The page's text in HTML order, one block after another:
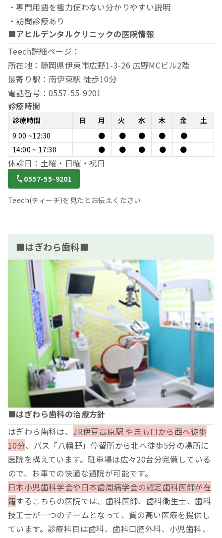
・専門用語を極力使わない分かりやすい説明
・訪問診療あり
■アヒルデンタルクリニックの医院情報
Teech詳細ページ：
所在地：静岡県伊東市広野1-3-26 広野MCビル2階
最寄り駅：南伊東駅 徒歩10分
電話番号：0557-55-9201
診療時間
診療時間 日 月 火 水 木 金
土
9:00 ~12:30
● ● ● ●
●
14:00 ~ 17:30
● ● ● ● ●
休診日：土曜・日曜・祝日
0557-55-9201
Teech(ティーチ)を見たとお伝えください
■はぎわら歯科■
■はぎわら歯科の治療方針
はぎわら歯科は、 JR伊豆高原駅 やまも口から西へ徒歩
10分、バス「八幡野」停留所から北へ徒歩5分の場所に
医院を構えています。駐車場は広々20台分完備している
ので、お車での快適な通院が可能です。
日本小児歯科学会や日本歯周病学会の認定歯科医師が在
籍するこちらの医院では、歯科医師、歯科衛生士、歯科
技工士が一つのチームとなって、質の高い医療を提供し
ています。診療科目は歯科、歯科口腔外科、小児歯科、